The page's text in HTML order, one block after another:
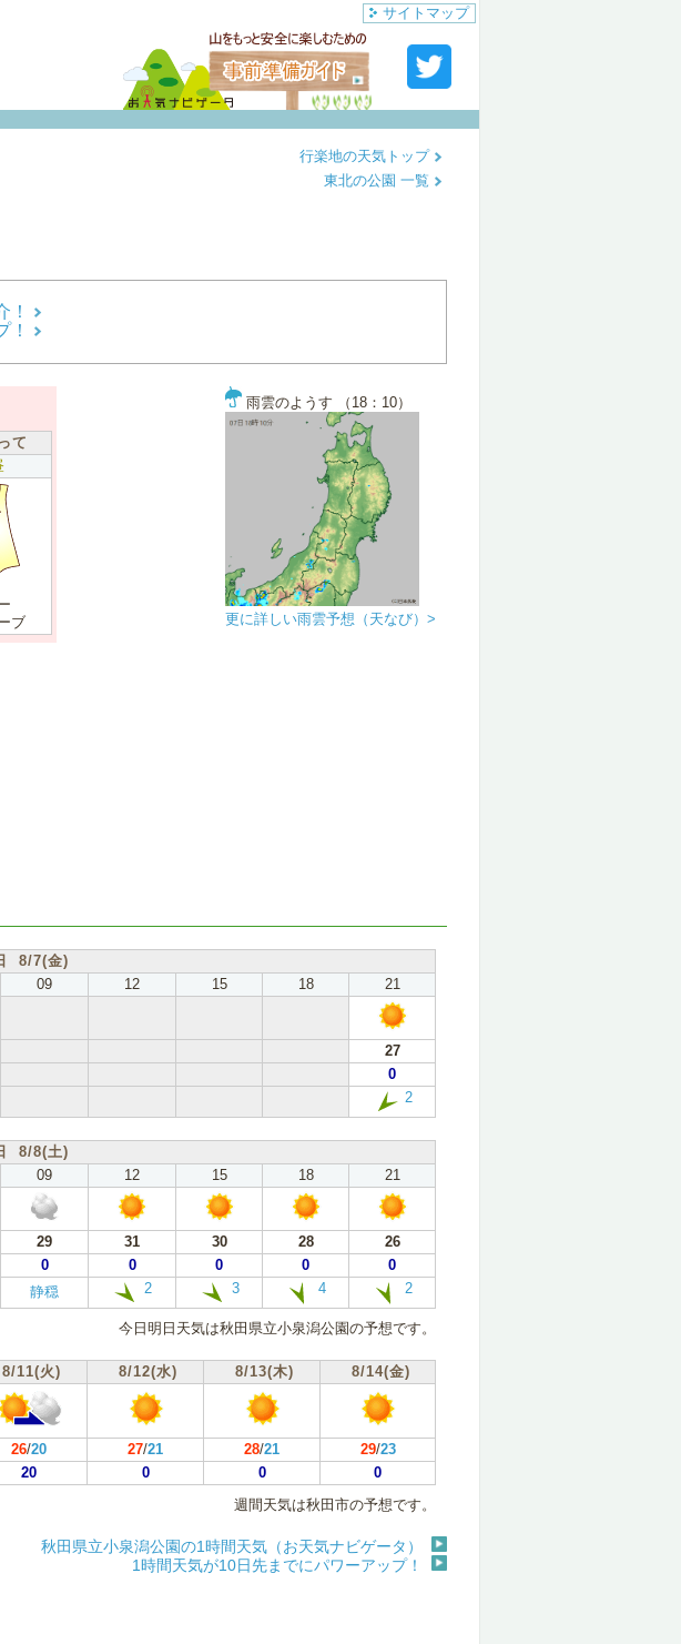
サイトマップ
行楽地の天気トップ
東北の公園 一覧
！
！
て
ブ
雨雲のようす （18：10）
更に詳しい雨雲予想（天なび）>
8/7(金)
09 12 15 18
21
27
0
2
8/8(土)
09 12 15 18
21
29 31 30 28
26
0 0 0 0
0
静穏 2 3 4 2
今日明日天気は秋田県立小泉潟公園の予想です。
8/11(火) 8/12(水) 8/13(木) 8/14(金)
26/20 27/21 28/21 29/23
20 0 0
0
週間天気は秋田市の予想です。
秋田県立小泉潟公園の1時間天気（お天気ナビゲータ）
1時間天気が10日先までにパワーアップ！